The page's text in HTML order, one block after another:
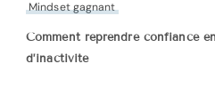
Mindset gagnant
Comment reprendre confiance
d’inactivité